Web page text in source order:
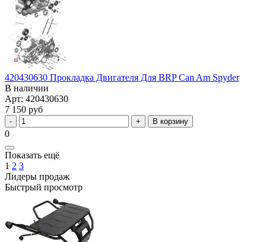
420430630 Прокладка Двигателя Для BRP Can Am Spyder
В наличии
Арт: 420430630
7 150 руб
В корзину
0
Показать ещё
1 2 3
Лидеры продаж
Быстрый просмотр